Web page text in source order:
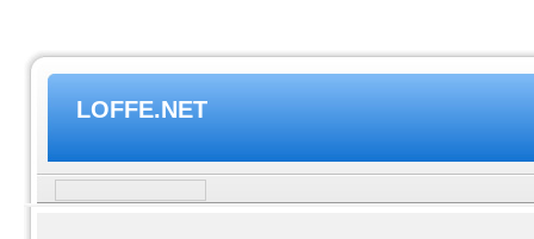
LOFFE.NET